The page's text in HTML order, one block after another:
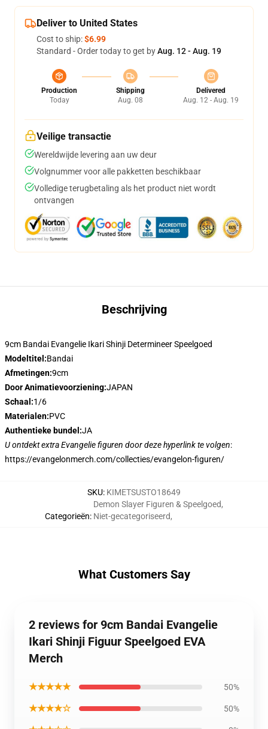
Deliver to United States
Cost to ship:$6.99
Standard - Order today to get byAug. 12 - Aug. 19
Production
Today
Shipping
Aug. 08
Delivered
Aug. 12 - Aug. 19
Veilige transactie
Wereldwijde levering aan uw deur
Volgnummer voor alle pakketten beschikbaar
Volledige terugbetaling als het product niet wordt
ontvangen
Beschrijving
9cm Bandai Evangelie Ikari Shinji Determineer Speelgoed
Modeltitel:Bandai
Afmetingen:9cm
Door Animatievoorziening:JAPAN
Schaal:1/6
Materialen:PVC
Authentieke bundel:JA
U ontdekt extra Evangelie figuren door deze hyperlink te volgen:
https://evangelonmerch.com/collecties/evangelon-figuren/
SKU: KIMETSUSTO18649
Categorieën:
Demon Slayer Figuren & Speelgoed,
Niet-gecategoriseerd,
What Customers Say
2 reviews for 9cm Bandai Evangelie
Ikari Shinji Figuur Speelgoed EVA
Merch
★★★★★ 50%
★★★★☆ 50%